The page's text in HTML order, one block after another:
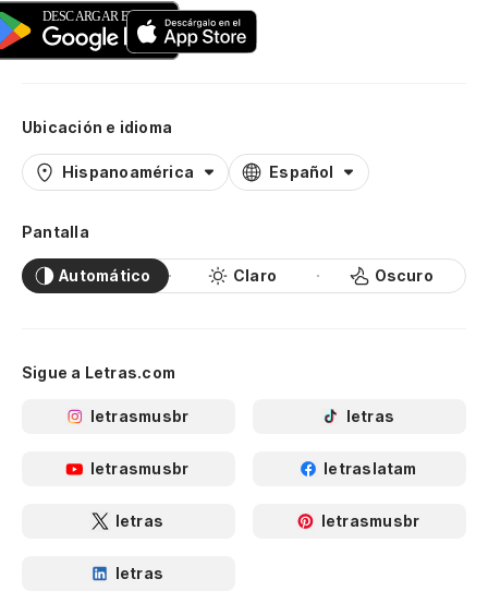
Ubicación e idioma
Hispanoamérica Español
Pantalla
Automático Claro Oscuro
Sigue a Letras.com
letrasmusbr letras
letrasmusbr letraslatam
letras letrasmusbr
letras